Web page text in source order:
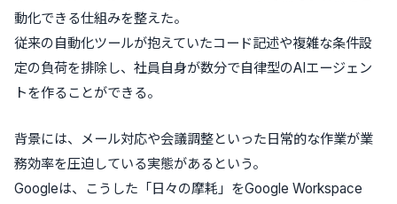
動化できる仕組みを整えた。
従来の自動化ツールが抱えていたコード記述や複雑な条件設
定の負荷を排除し、社員自身が数分で自律型のAIエージェン
トを作ることができる。
背景には、メール対応や会議調整といった日常的な作業が業
務効率を圧迫している実態があるという。
Googleは、こうした「日々の摩耗」をGoogle Workspace